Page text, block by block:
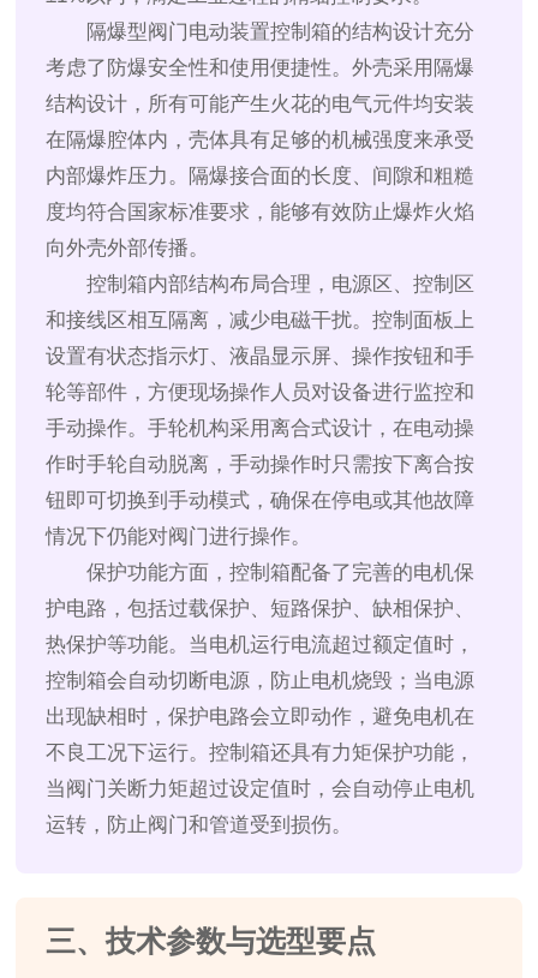
隔爆型阀门电动装置控制箱的结构设计充分
考虑了防爆安全性和使用便捷性。外壳采用隔爆
结构设计，所有可能产生火花的电气元件均安装
在隔爆腔体内，壳体具有足够的机械强度来承受
内部爆炸压力。隔爆接合面的长度、间隙和粗糙
度均符合国家标准要求，能够有效防止爆炸火焰
向外壳外部传播。
控制箱内部结构布局合理，电源区、控制区
和接线区相互隔离，减少电磁干扰。控制面板上
设置有状态指示灯、液晶显示屏、操作按钮和手
轮等部件，方便现场操作人员对设备进行监控和
手动操作。手轮机构采用离合式设计，在电动操
作时手轮自动脱离，手动操作时只需按下离合按
钮即可切换到手动模式，确保在停电或其他故障
情况下仍能对阀门进行操作。
保护功能方面，控制箱配备了完善的电机保
护电路，包括过载保护、短路保护、缺相保护、
热保护等功能。当电机运行电流超过额定值时，
控制箱会自动切断电源，防止电机烧毁；当电源
出现缺相时，保护电路会立即动作，避免电机在
不良工况下运行。控制箱还具有力矩保护功能，
当阀门关断力矩超过设定值时，会自动停止电机
运转，防止阀门和管道受到损伤。
三、技术参数与选型要点